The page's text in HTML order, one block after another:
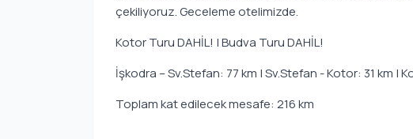
çekiliyoruz. Geceleme otelimizde.
Kotor Turu DAHİL! | Budva Turu DAHİL!
İşkodra – Sv.Stefan: 77 km | Sv.Stefan - Kotor: 31 km |
Toplam kat edilecek mesafe: 216 km